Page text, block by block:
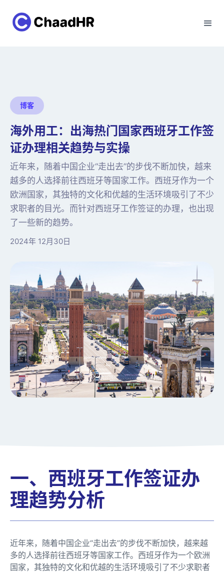
博客
海外用工：出海热门国家西班牙工作签
证办理相关趋势与实操
近年来，随着中国企业“走出去”的步伐不断加快，越来
越多的人选择前往西班牙等国家工作。西班牙作为一个
欧洲国家，其独特的文化和优越的生活环境吸引了不少
求职者的目光。而针对西班牙工作签证的办理，也出现
了一些新的趋势。
2024年 12月30日
一、西班牙工作签证办
理趋势分析
近年来，随着中国企业“走出去”的步伐不断加快，越来越
多的人选择前往西班牙等国家工作。西班牙作为一个欧洲
国家，其独特的文化和优越的生活环境吸引了不少求职者